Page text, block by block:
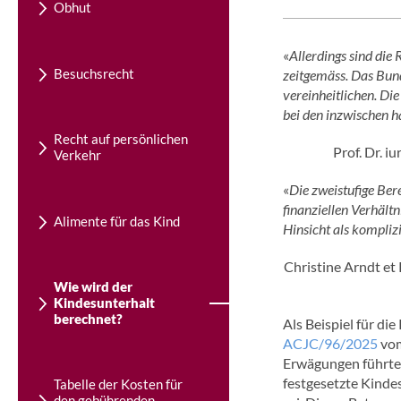
Obhut
Besuchsrecht
Recht auf persönlichen
Verkehr
Alimente für das Kind
Wie wird der
Kindesunterhalt
berechnet?
Tabelle der Kosten für
«Allerdings sind die
zeitgemäss. Das
vereinheitlichen.
bei den inzwischen
Prof. Dr.
«Die zweistufige
finanziellen
Hinsicht als
Christine Arndt et
Als Beispiel für
ACJC/96/2025
Erwägungen
festgesetzte